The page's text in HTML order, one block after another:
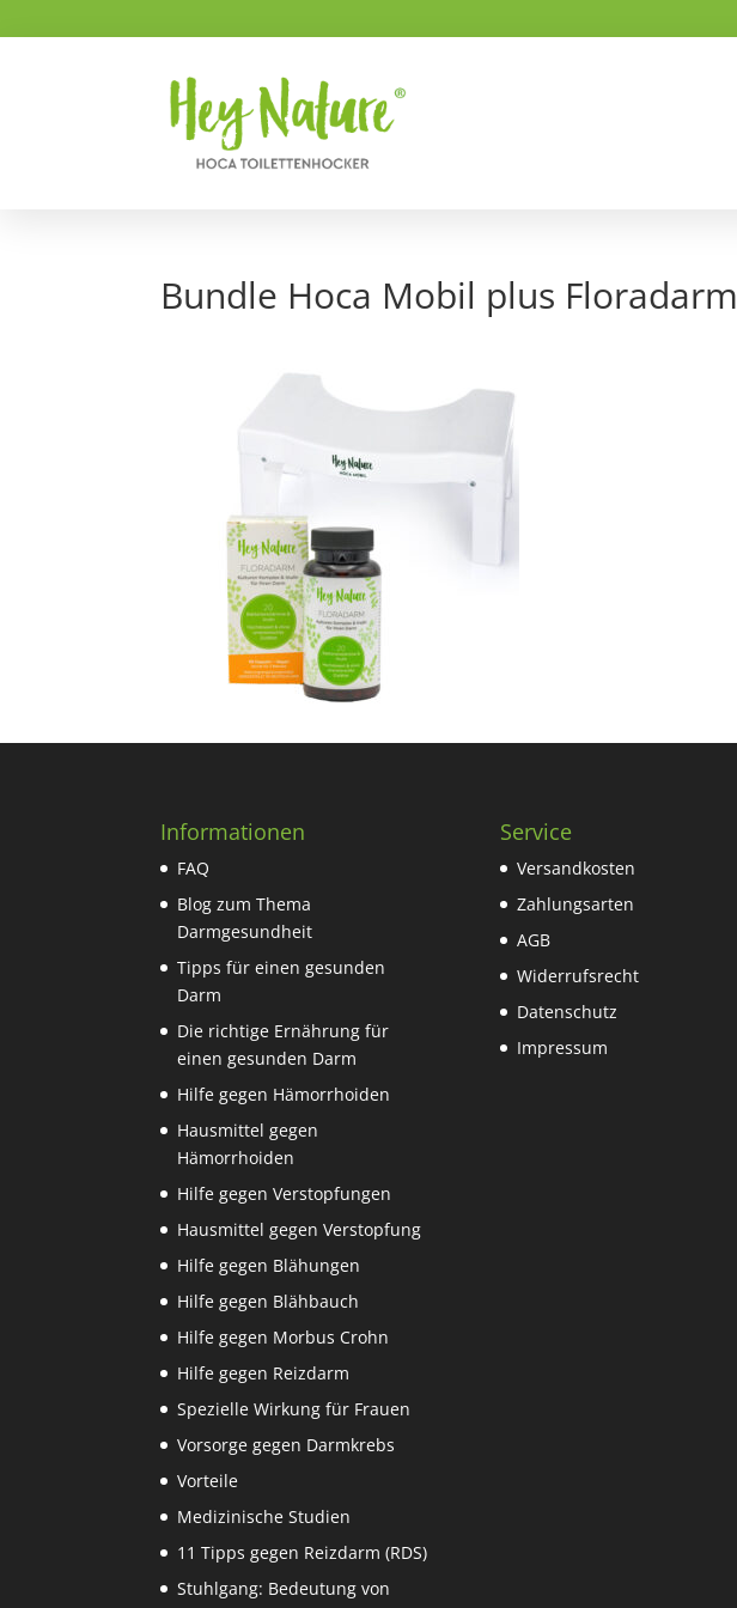
Bundle Hoca Mobil plus Floradarm
Informationen
FAQ
Blog zum Thema
Darmgesundheit
Tipps für einen gesunden
Darm
Die richtige Ernährung für
einen gesunden Darm
Hilfe gegen Hämorrhoiden
Hausmittel gegen
Hämorrhoiden
Hilfe gegen Verstopfungen
Hausmittel gegen Verstopfung
Hilfe gegen Blähungen
Hilfe gegen Blähbauch
Hilfe gegen Morbus Crohn
Hilfe gegen Reizdarm
Spezielle Wirkung für Frauen
Vorsorge gegen Darmkrebs
Vorteile
Medizinische Studien
11 Tipps gegen Reizdarm (RDS)
Stuhlgang: Bedeutung von
Service
Versandkosten
Zahlungsarten
AGB
Widerrufsrecht
Datenschutz
Impressum